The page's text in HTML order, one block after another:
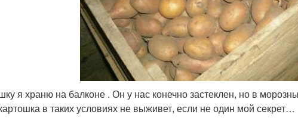
я храню на балконе . Он у нас конечно застеклен, но в
в таких условиях не выживет, если не один мой секрет…